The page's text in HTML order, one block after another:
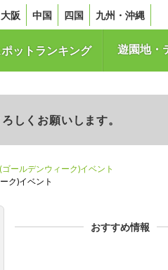
大阪 中国 四国 九州・沖縄
ットランキング 遊園地・
しくお願いします。
ールデンウィーク)イベント
ク)イベント
おすすめ情報